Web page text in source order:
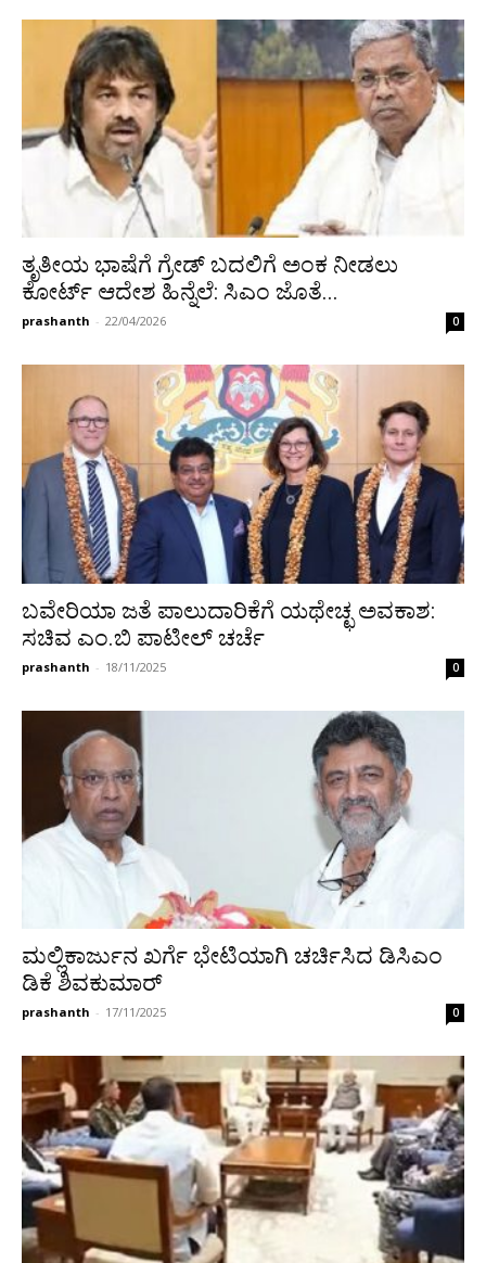
ತೃತೀಯ ಭಾಷೆಗೆ ಗ್ರೇಡ್ ಬದಲಿಗೆ ಅಂಕ ನೀಡಲು
ಕೋರ್ಟ್ ಆದೇಶ ಹಿನ್ನೆಲೆ: ಸಿಎಂ ಜೊತೆ...
prashanth - 22/04/2026 0
ಬವೇರಿಯಾ ಜತೆ ಪಾಲುದಾರಿಕೆಗೆ ಯಥೇಚ್ಛ ಅವಕಾಶ:
ಸಚಿವ ಎಂ.ಬಿ ಪಾಟೀಲ್ ಚರ್ಚೆ
prashanth - 18/11/2025 0
ಮಲ್ಲಿಕಾರ್ಜುನ ಖರ್ಗೆ ಭೇಟಿಯಾಗಿ ಚರ್ಚಿಸಿದ ಡಿಸಿಎಂ
ಡಿಕೆ ಶಿವಕುಮಾರ್
prashanth - 17/11/2025 0